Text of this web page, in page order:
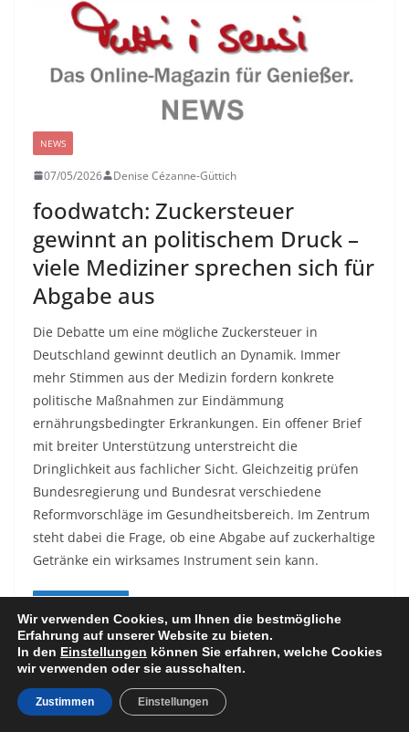
NEWS
07/05/2026 Denise Cézanne-Güttich
foodwatch: Zuckersteuer
gewinnt an politischem Druck –
viele Mediziner sprechen sich für
Abgabe aus
Die Debatte um eine mögliche Zuckersteuer in
Deutschland gewinnt deutlich an Dynamik. Immer
mehr Stimmen aus der Medizin fordern konkrete
politische Maßnahmen zur Eindämmung
ernährungsbedingter Erkrankungen. Ein offener Brief
mit breiter Unterstützung unterstreicht die
Dringlichkeit aus fachlicher Sicht. Gleichzeitig prüfen
Bundesregierung und Bundesrat verschiedene
Reformvorschläge im Gesundheitsbereich. Im Zentrum
steht dabei die Frage, ob eine Abgabe auf zuckerhaltige
Getränke ein wirksames Instrument sein kann.
Wir verwenden Cookies, um Ihnen die bestmögliche
Erfahrung auf unserer Website zu bieten.
In den Einstellungen können Sie erfahren, welche Cookies
wir verwenden oder sie ausschalten.
Zustimmen Einstellungen